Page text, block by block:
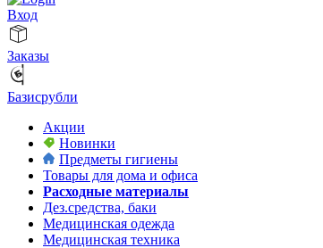
Вход
Заказы
Базисрубли
Акции
Новинки
Предметы гигиены
Товары для дома и офиса
Расходные материалы
Дез.средства, баки
Медицинская одежда
Медицинская техника